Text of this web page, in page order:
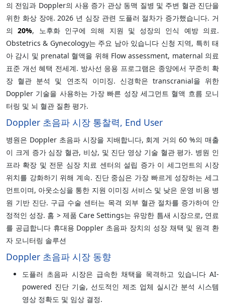
의 전임과 Doppler의 사용 증가 관상 동맥 질병 및 주변 혈관 진단을
위한 화상 장애. 2026 년 심장 관련 도플러 절차가 증가했습니다. 거
의20%, 노후화 인구에 의해 지원 및 성장의 인식 예방 의료.
Obstetrics & Gynecology는 주요 남아 있습니다 신청 지역, 특히 태
아 감시 및 prenatal 혈액을 위해 Flow assessment, maternal 의료
표준 개선 혜택 전세계. 방사선 응용 프로그램은 종양에서 꾸준히 확
장 혈관 분석 및 연조직 이미징. 신경학은 transcranial을 위한
Doppler 기술을 사용하는 가장 빠른 성장 세그먼트 혈액 흐름 모니
터링 및 뇌 혈관 질환 평가.
Doppler 초음파 시장 통찰력, End User
병원은 Doppler 초음파 시장을 지배합니다, 회계 거의 60 %의 매출
이 크게 증가 심장 혈관, 비상, 및 진단 영상 기술 혈관 평가. 병원 인
프라 확장 및 전문 심장 치료 센터의 설립 증가 이 세그먼트의 시장
위치를 강화하기 위해 계속. 진단 중심은 가장 빠르게 성장하는 세그
먼트이며, 아웃소싱을 통한 지원 이미징 서비스 및 낮은 운영 비용 병
원 기반 진단. 구급 수술 센터는 목격 외부 혈관 절차를 증가하여 안
정적인 성장. 홈 > 제품 Care Settings는 유망한 틈새 시장으로, 연료
를 공급합니다 휴대용 Doppler 초음파 장치의 성장 채택 및 원격 환
자 모니터링 솔루션
Doppler 초음파 시장 동향
도플러 초음파 시장은 급속한 채택을 목격하고 있습니다 AI-
powered 진단 기술, 선도적인 제조 업체 실시간 분석 시스템
영상 정확도 및 임상 결정.